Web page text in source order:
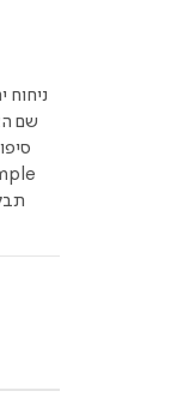
ניחוח
שם